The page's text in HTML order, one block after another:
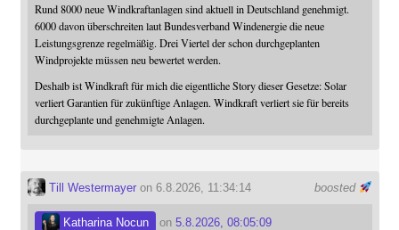
Rund 8000 neue Windkraftanlagen sind aktuell in Deutschland genehmigt.
6000 davon überschreiten laut Bundesverband Windenergie die neue
Leistungsgrenze regelmäßig. Drei Viertel der schon durchgeplanten
Windprojekte müssen neu bewertet werden.
Deshalb ist Windkraft für mich die eigentliche Story dieser Gesetze: Solar
verliert Garantien für zukünftige Anlagen. Windkraft verliert sie für bereits
durchgeplante und genehmigte Anlagen.
boosted
Till Westermayeron 6.8.2026, 11:34:14
Katharina Nocun on 5.8.2026, 08:05:09